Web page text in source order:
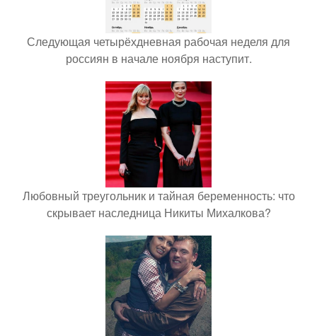
Следующая четырёхдневная рабочая неделя для
россиян в начале ноября наступит.
Любовный треугольник и тайная беременность: что
скрывает наследница Никиты Михалкова?